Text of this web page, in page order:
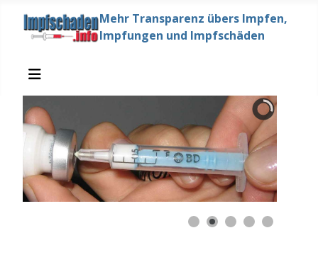
Mehr Transparenz übers Impfen,
Impfungen und Impfschäden